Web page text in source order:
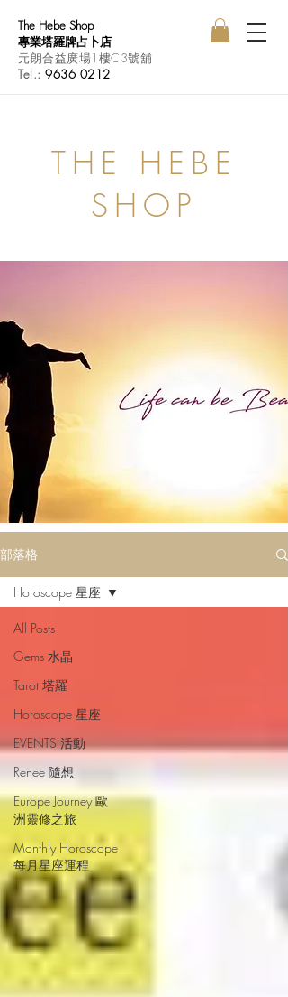
The Hebe Shop
專業塔羅牌占卜店
元朗合益廣場1樓C3號舖
Tel.:9636 0212
THE HEBE
SHOP
部落格
All Posts
Gems 水晶
Tarot 塔羅
Horoscope 星座
EVENTS 活動
Renee 隨想
Europe Journey 歐
洲靈修之旅
Monthly Horoscope
每月星座運程
Horoscope 星座